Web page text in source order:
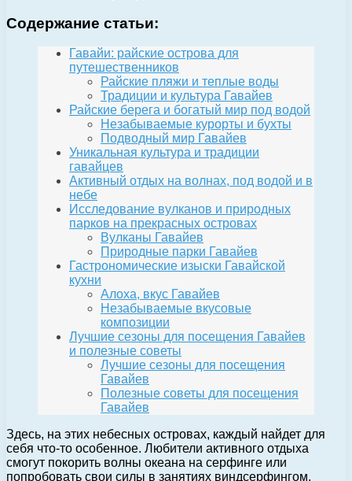
Содержание статьи:
Гавайи: райские острова для
путешественников
Райские пляжи и теплые воды
Традиции и культура Гавайев
Райские берега и богатый мир под водой
Незабываемые курорты и бухты
Подводный мир Гавайев
Уникальная культура и традиции
гавайцев
Активный отдых на волнах, под водой и в
небе
Исследование вулканов и природных
парков на прекрасных островах
Вулканы Гавайев
Природные парки Гавайев
Гастрономические изыски Гавайской
кухни
Алоха, вкус Гавайев
Незабываемые вкусовые
композиции
Лучшие сезоны для посещения Гавайев
и полезные советы
Лучшие сезоны для посещения
Гавайев
Полезные советы для посещения
Гавайев
Здесь, на этих небесных островах, каждый найдет для
себя что-то особенное. Любители активного отдыха
смогут покорить волны океана на серфинге или
попробовать свои силы в занятиях виндсерфингом.